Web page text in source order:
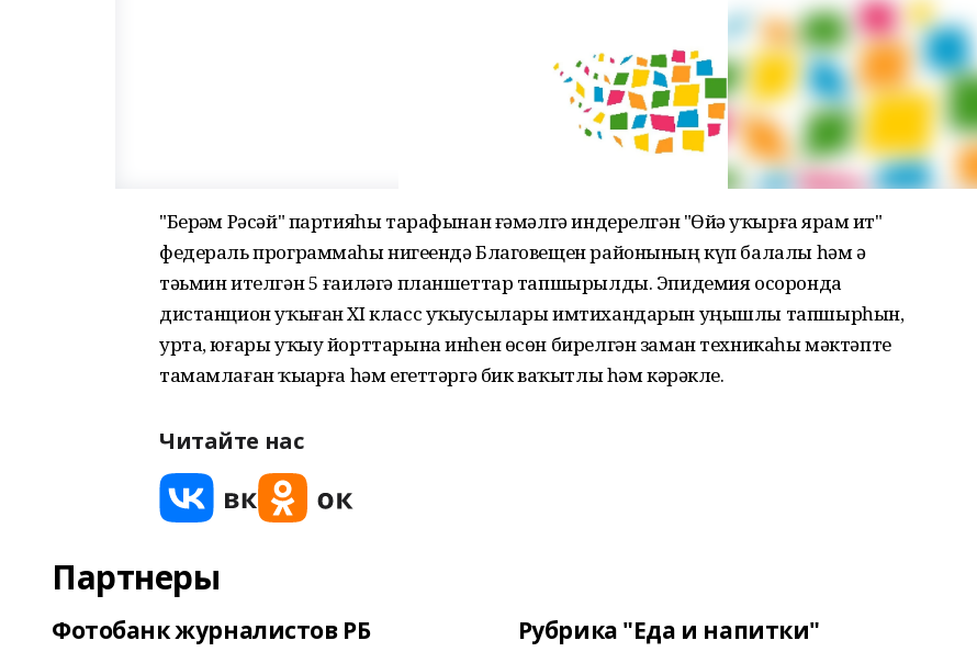
"Берҙәм Рәсәй" партияһы тарафынан ғәмәлгә индерелгән "Өйҙә уҡырға ярҙам ит"
федераль программаһы нигеҙендә Благовещен районының күп балалы һәм әҙ
тәьмин ителгән 5 ғаиләгә планшеттар тапшырылды. Эпидемия осоронда
дистанцион уҡыған XI класс уҡыусылары имтихандарын уңышлы тапшырһын,
урта, юғары уҡыу йорттарына инһен өсөн бирелгән заман техникаһы мәктәпте
тамамлаған ҡыҙҙарға һәм егеттәргә бик ваҡытлы һәм кәрәкле.
Читайте нас
Партнеры
Фотобанк журналистов РБ Рубрика "Еда и напитки"